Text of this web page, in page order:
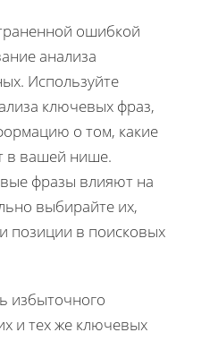
ошибкой
анализа
Используйте
ключевых фраз,
о том, какие
в вашей нише.
фразы влияют на
выбирайте их,
позиции в поисковых
избыточного
и тех же ключевых